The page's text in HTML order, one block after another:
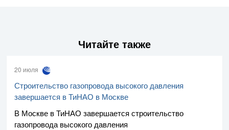
Читайте также
20 июля
Строительство газопровода высокого давления
завершается в ТиНАО в Москве
В Москве в ТиНАО завершается строительство
газопровода высокого давления